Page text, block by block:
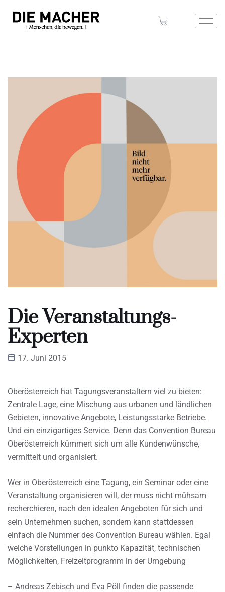
Die Veranstaltungs-
Experten
17. Juni 2015
Oberösterreich hat Tagungsveranstaltern viel zu bieten:
Zentrale Lage, eine Mischung aus urbanen und ländlichen
Gebieten, innovative Angebote, Leistungsstarke Betriebe.
Und ein einzigartiges Service. Denn das Convention Bureau
Oberösterreich kümmert sich um alle Kundenwünsche,
vermittelt und organisiert.
Wer in Oberösterreich eine Tagung, ein Seminar oder eine
Veranstaltung organisieren will, der muss nicht mühsam
recherchieren, nach den idealen Angeboten für sich und
sein Unternehmen suchen, sondern kann stattdessen
einfach die Nummer des Convention Bureau wählen. Egal
welche Vorstellungen in punkto Kapazität, technischen
Möglichkeiten, Freizeitprogramm in der Umgebung
– Andreas Zebisch und Eva Pöll finden die passende